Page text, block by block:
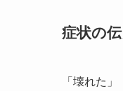
症状の
「壊れた